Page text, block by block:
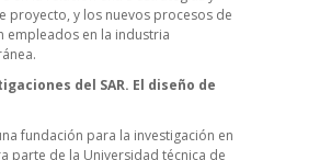
proyecto, y los nuevos procesos de
empleados en la industria
del SAR. El diseño de
fundación para la investigación en
parte de la Universidad técnica de